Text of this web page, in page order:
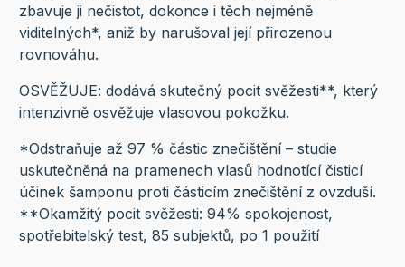
zbavuje ji nečistot, dokonce i těch nejméně
viditelných*, aniž by narušoval její přirozenou
rovnováhu.
OSVĚŽUJE: dodává skutečný pocit svěžesti**, který
intenzivně osvěžuje vlasovou pokožku.
*Odstraňuje až 97 % částic znečištění – studie
uskutečněná na pramenech vlasů hodnotící čisticí
účinek šamponu proti částicím znečištění z ovzduší.
**Okamžitý pocit svěžesti: 94% spokojenost,
spotřebitelský test, 85 subjektů, po 1 použití